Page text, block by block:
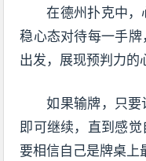
在德州扑克中
稳心态对待每一手
出发，展现预判力的
如果输牌，只要
即可继续，直到感觉
要相信自己是牌桌上